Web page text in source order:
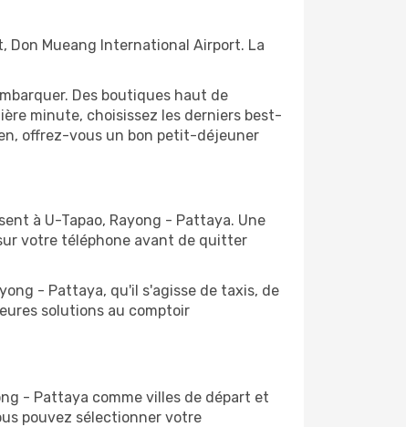
Don Mueang International Airport. La
Des boutiques haut de
minute, choisissez les derniers best-
offrez-vous un bon petit-déjeuner
à U-Tapao, Rayong - Pattaya. Une
votre téléphone avant de quitter
- Pattaya, qu'il s'agisse de taxis, de
solutions au comptoir
- Pattaya comme villes de départ et
pouvez sélectionner votre